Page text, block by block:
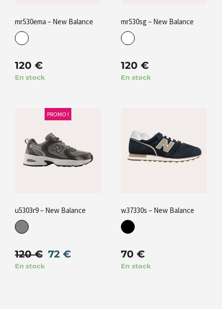
mr530ema – New Balance
120 €
En stock
mr530sg – New Balance
120 €
En stock
PROMO !
u5303r9 – New Balance
120€ 72 €
En stock
w37330s – New Balance
70 €
En stock